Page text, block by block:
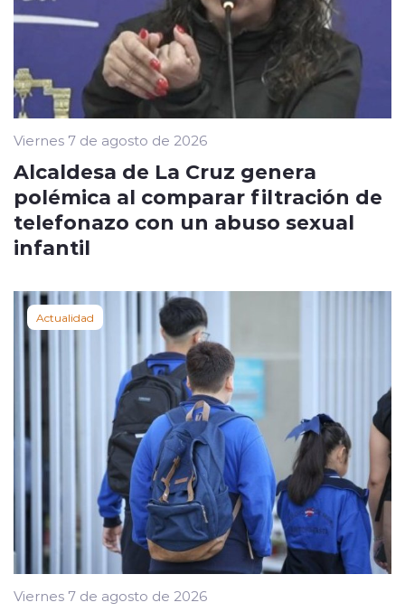
Viernes 7 de agosto de 2026
Alcaldesa de La Cruz genera
polémica al comparar filtración de
telefonazo con un abuso sexual
infantil
Actualidad
Viernes 7 de agosto de 2026